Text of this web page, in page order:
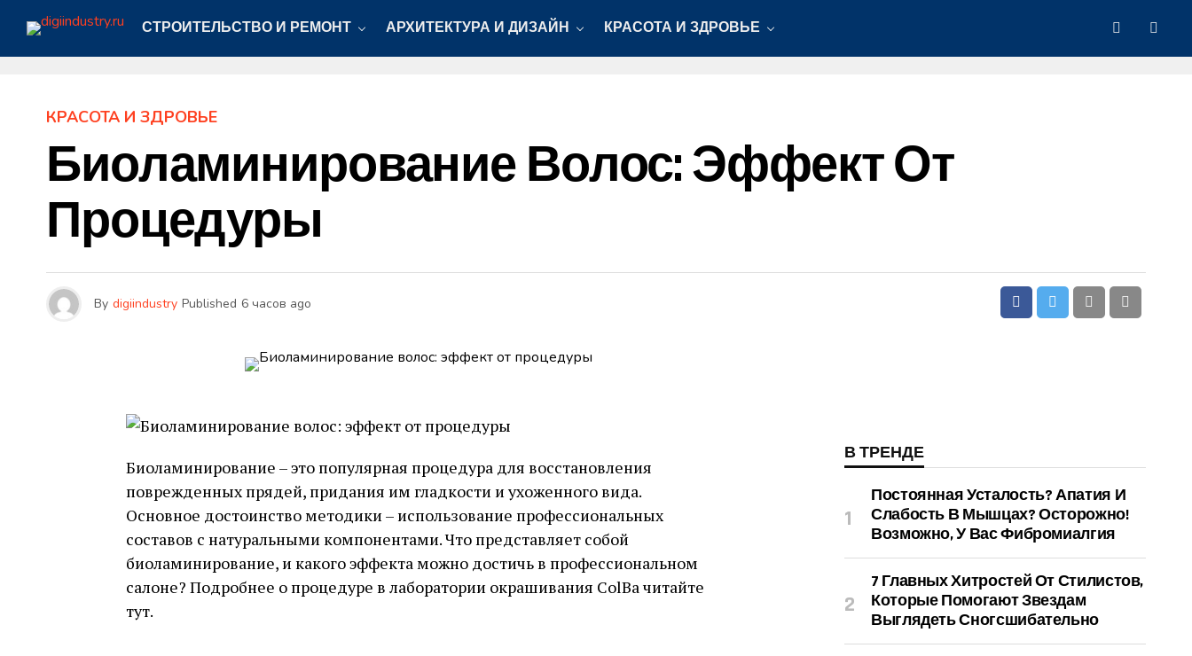
СТРОИТЕЛЬСТВО И РЕМОНТ АРХИТЕКТУРА И ДИЗАЙН КРАСОТА И ЗДРОВЬЕ
КРАСОТА И ЗДРОВЬЕ
Биоламинирование Волос: Эффект От
Процедуры
By digiindustry Published 6 часов ago
Биоламинирование – это популярная процедура для восстановления
поврежденных прядей, придания им гладкости и ухоженного вида.
Основное достоинство методики – использование профессиональных
составов с натуральными компонентами. Что представляет собой
биоламинирование, и какого эффекта можно достичь в профессиональном
салоне? Подробнее о процедуре в лаборатории окрашивания ColBa читайте
тут.
В ТРЕНДЕ
Постоянная Усталость? Апатия И
Слабость В Мышцах? Осторожно!
Возможно, У Вас Фибромиалгия
7 Главных Хитростей От Стилистов,
Которые Помогают Звездам
Выглядеть Сногсшибательно